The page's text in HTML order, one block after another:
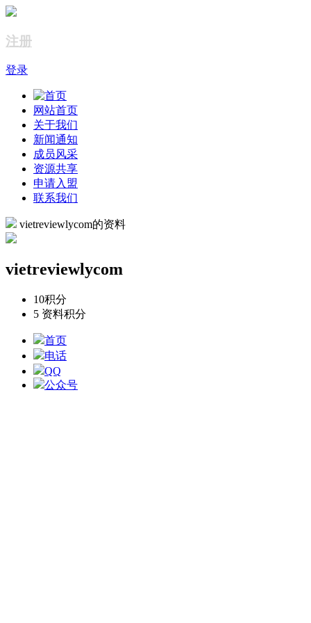
注册
登录
网站首页
关于我们
新闻通知
成员风采
资源共享
申请入盟
联系我们
vietreviewlycom的资料
vietreviewlycom
10积分
5 资料积分
首页
电话
QQ
公众号